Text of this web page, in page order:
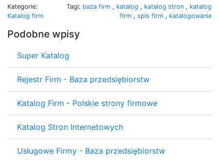
Kategorie:
Katalog firm
Tagi: baza firm , katalog , katalog stron , katalog
firm , spis firm , katalogowanie
Podobne wpisy
Super Katalog
Rejestr Firm - Baza przedsiębiorstw
Katalog Firm - Polskie strony firmowe
Katalog Stron Internetowych
Usługowe Firmy - Baza przedsiębiorstw